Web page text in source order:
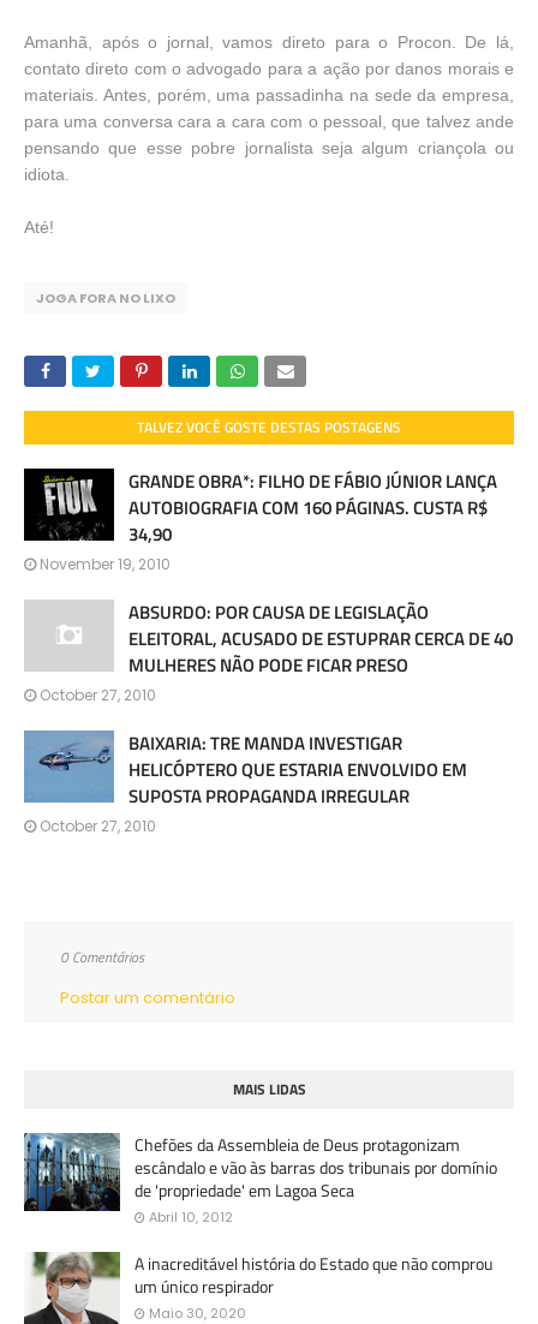
Amanhã, após o jornal, vamos direto para o Procon. De lá,
contato direto com o advogado para a ação por danos morais e
materiais. Antes, porém, uma passadinha na sede da empresa,
para uma conversa cara a cara com o pessoal, que talvez ande
pensando que esse pobre jornalista seja algum criançola ou
idiota.
Até!
JOGA FORA NO LIXO
TALVEZ VOCÊ GOSTE DESTAS POSTAGENS
GRANDE OBRA*: FILHO DE FÁBIO JÚNIOR LANÇA
AUTOBIOGRAFIA COM 160 PÁGINAS. CUSTA R$
34,90
November 19, 2010
ABSURDO: POR CAUSA DE LEGISLAÇÃO
ELEITORAL, ACUSADO DE ESTUPRAR CERCA DE 40
MULHERES NÃO PODE FICAR PRESO
October 27, 2010
BAIXARIA: TRE MANDA INVESTIGAR
HELICÓPTERO QUE ESTARIA ENVOLVIDO EM
SUPOSTA PROPAGANDA IRREGULAR
October 27, 2010
0 Comentários
Postar um comentário
MAIS LIDAS
Chefões da Assembleia de Deus protagonizam
escândalo e vão às barras dos tribunais por domínio
de 'propriedade' em Lagoa Seca
Abril 10, 2012
A inacreditável história do Estado que não comprou
um único respirador
Maio 30, 2020